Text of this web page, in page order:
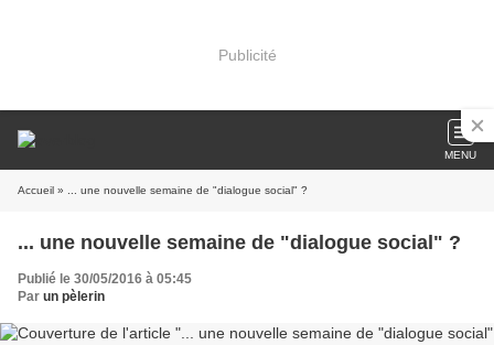
Publicité
MENU
Accueil » ... une nouvelle semaine de "dialogue social" ?
... une nouvelle semaine de "dialogue social" ?
Publié le 30/05/2016 à 05:45
Par un pèlerin